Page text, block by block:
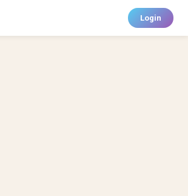
Login